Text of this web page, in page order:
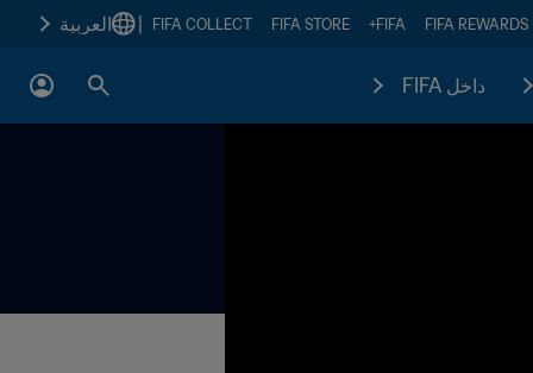
FIFA REWARDS
FIFA+
FIFA STORE
FIFA COLLECT العربية
داخل FIFA